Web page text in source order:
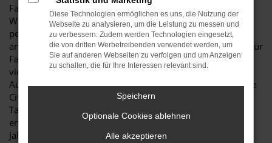
Fahrzeug für diese Stadt. Einerseits sind Sie dank der
Wendigkeit und der sparsamen und effizienten Motoren
perfekt auf den Stadtverkehr von Cottbus eingerichtet,
andererseits ist der Toyota Proace City Verso jedoch auch für
Fahrten auf Autobahn oder Landstraße geeignet. Das
vielseitige Modell erhalten Sie als Kunde aus Cottbus im
Autohaus Schiefelbein. Wir bieten Ihnen den Toyota Proace
City Verso sowohl als Neuwagen als auch als
Tageszulassung. Wer noch etwas mehr sparen möchte,
entscheidet sich für ein Gebrauchtfahrzeug oder einen
Jahreswagen.
Diese Technologien ermöglichen es uns, die Nutzung der
Webseite zu analysieren, um die Leistung zu messen und
zu verbessern. Zudem werden Technologien eingesetzt,
die von dritten Werbetreibenden verwendet werden, um
Sie auf anderen Webseiten zu verfolgen und um Anzeigen
zu schalten, die für Ihre Interessen relevant sind.
Speichern
Optionale Cookies ablehnen
Alle akzeptieren